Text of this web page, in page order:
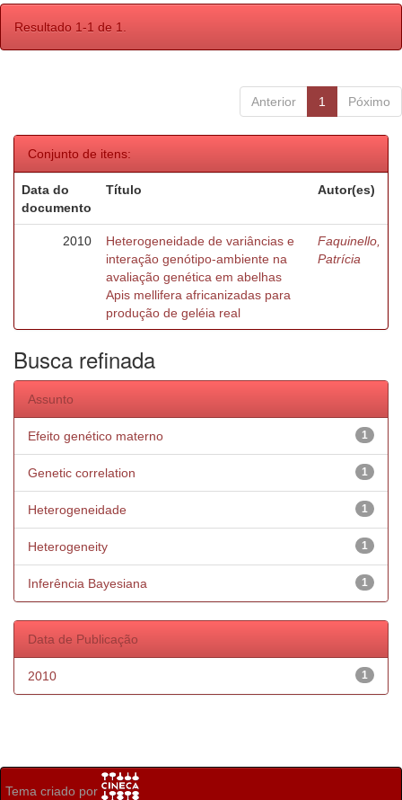
Resultado 1-1 de 1.
Anterior 1 Póximo
Conjunto de itens:
Data do
documento
Título Autor(es)
2010
Heterogeneidade de variâncias e
interação genótipo-ambiente na
avaliação genética em abelhas
Apis mellifera africanizadas para
produção de geléia real
Faquinello,
Patrícia
Busca refinada
Assunto
1
Efeito genético materno
1
Genetic correlation
1
Heterogeneidade
1
Heterogeneity
1
Inferência Bayesiana
Data de Publicação
1
2010
Tema criado por